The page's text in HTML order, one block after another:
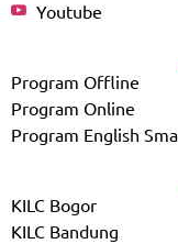
Youtube
Program Offline
Program Online
Program English
KILC Bogor
KILC Bandung